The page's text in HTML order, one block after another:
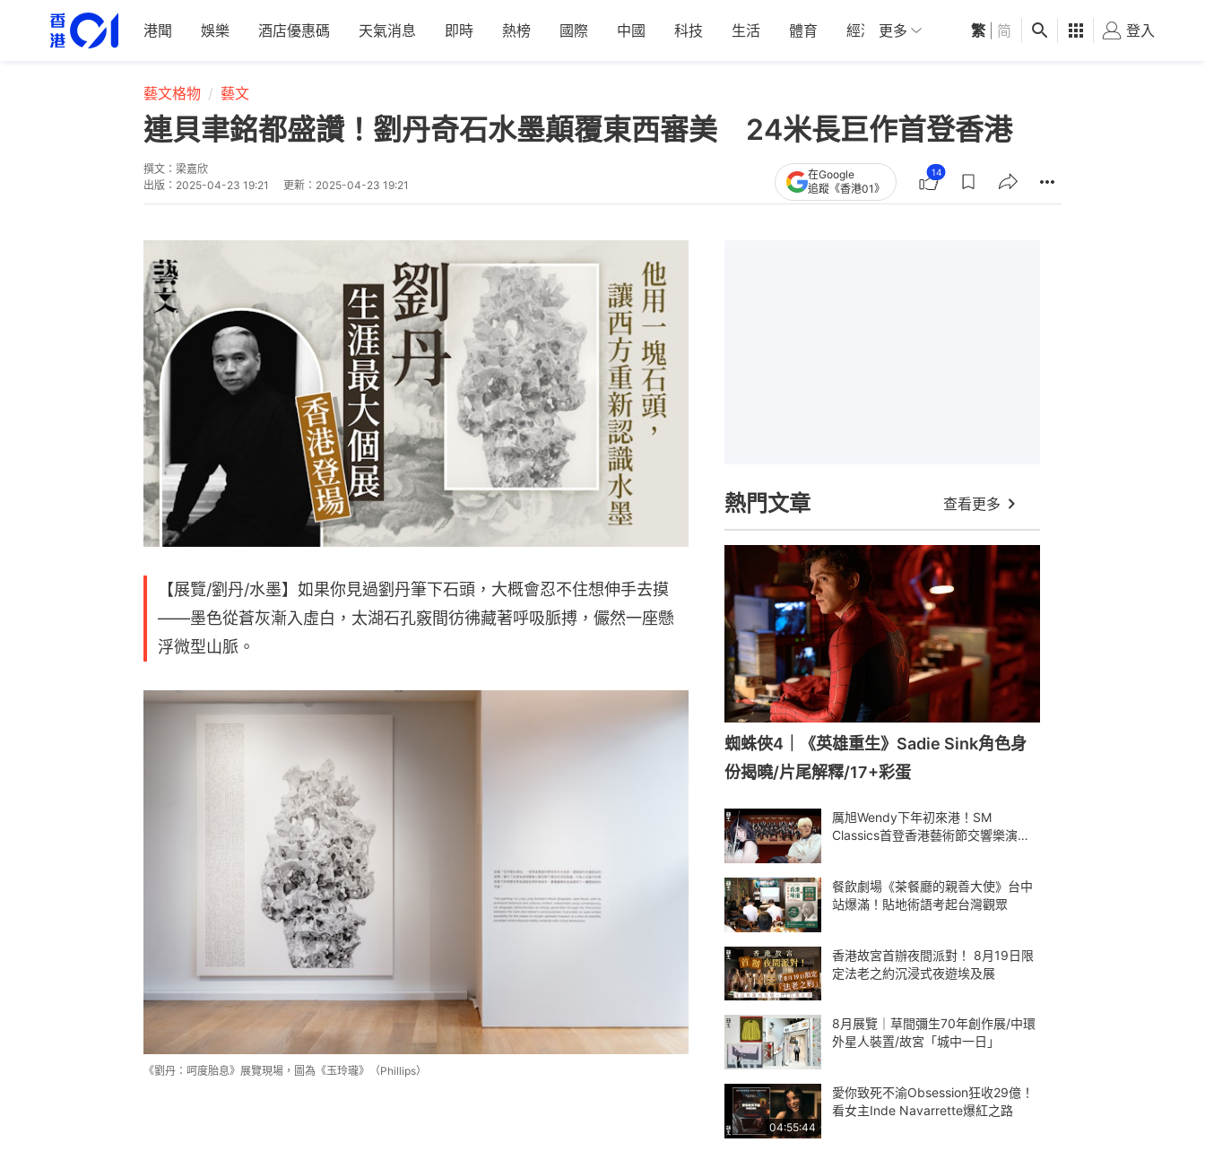
港聞 娛樂 酒店優惠碼 天氣消息 即時 熱榜 國際 中國 科技 生活 體育 經濟 01深圳 觀點 健康 好食玩飛
更多 繁 简 登入
藝文格物 藝文
連貝聿銘都盛讚！劉丹奇石水墨顛覆東西審美 24米長巨作首登香港
撰文： 梁嘉欣
出版： 2025-04-23 19:21 更新： 2025-04-23 19:21
在Google
追蹤《香港01》
14
【展覽/劉丹/水墨】如果你見過劉丹筆下石頭，大概會忍不住想伸手去摸
——墨色從蒼灰漸入虛白，太湖石孔竅間彷彿藏著呼吸脈搏，儼然一座懸
浮微型山脈。
《劉丹：呵度胎息》展覽現場，圖為《玉玲瓏》（Phillips）
熱門文章 查看更多
蜘蛛俠4｜《英雄重生》Sadie Sink角色身
份揭曉/片尾解釋/17+彩蛋
厲旭Wendy下年初來港！SM
Classics首登香港藝術節交響樂演繹
餐飲劇場《茶餐廳的親善大使》台中
站爆滿！貼地術語考起台灣觀眾
香港故宮首辦夜間派對！ 8月19日限
定法老之約沉浸式夜遊埃及展
8月展覽｜草間彌生70年創作展/中環
外星人裝置/故宮「城中一日」
04:55:44
愛你致死不渝Obsession狂收29億！
看女主Inde Navarrette爆紅之路